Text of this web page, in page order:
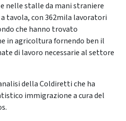
nelle stalle da mani straniere
tavola, con 362mila lavoratori
che hanno trovato
in agricoltura fornendo ben il
di lavoro necessarie al settore
della Coldiretti che ha
immigrazione a cura del